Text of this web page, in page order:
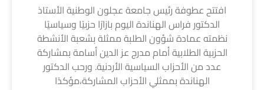
افتتح عطوفة رئيس جامعة عجلون الوطنية الأستاذ
الدكتور فراس الهناندة اليوم بازارًا حزبيًا وسياسيًا
نظمته عمادة شؤون الطلبة ممثلة بشعبة الأنشطة
الحزبية الطلابية أمام مدرج عز الدين أسامة بمشاركة
عدد من الأحزاب السياسية الأردنية. ورحب الدكتور
الهناندة بممثلي الأحزاب المشاركة،مؤكدًا